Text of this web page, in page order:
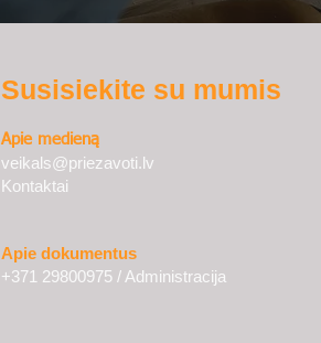
Susisiekite su mumis
Apie medieną
veikals@priezavoti.lv
Kontaktai
Apie dokumentus
+371 29800975 / Administracija